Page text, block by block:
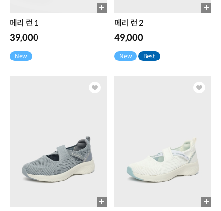
메리 런 1
39,000
New
메리 런 2
49,000
New Best